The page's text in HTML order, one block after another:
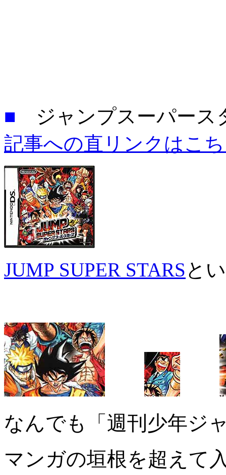
■ ジャンプスーパー
記事への直リンクはこ
JUMP SUPER STARSと
なんでも「週刊少年ジ
マンガの垣根を超えて